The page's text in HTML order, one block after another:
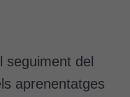
seguiment del
aprenentatges